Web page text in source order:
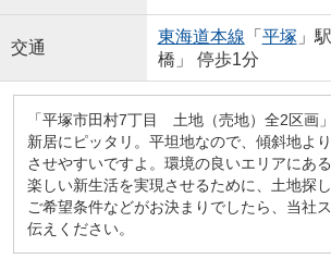
交通
東海道本線 「 平塚 」
橋」 停歩1分
「平塚市田村7丁目 土地（売地）全2区画
新居にピッタリ。平坦地なので、傾斜地よ
させやすいですよ。環境の良いエリアにあ
楽しい新生活を実現させるために、土地探
ご希望条件などがお決まりでしたら、当社
伝えください。